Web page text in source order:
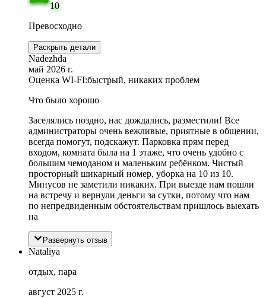
10
Превосходно
Раскрыть детали
Nadezhda
май 2026 г.
Оценка WI-FI:быстрый, никаких проблем
Что было хорошо
Заселялись поздно, нас дождались, разместили! Все
администраторы очень вежливые, приятные в общении,
всегда помогут, подскажут. Парковка прям перед
входом, комната была на 1 этаже, что очень удобно с
большим чемоданом и маленьким ребёнком. Чистый
просторный шикарный номер, уборка на 10 из 10.
Минусов не заметили никаких. При выезде нам пошли
на встречу и вернули деньги за сутки, потому что нам
по непредвиденным обстоятельствам пришлось выехать
на
Развернуть отзыв
Nataliya
отдых, пара
август 2025 г.